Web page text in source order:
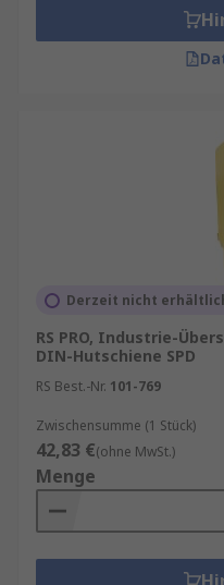
Derzeit nicht
RS PRO, Industrie-
DIN-Hutschiene SPD
RS Best.-Nr. 101-769
Zwischensumme (1 Stück)
42,83 €(ohne MwSt.)
Menge